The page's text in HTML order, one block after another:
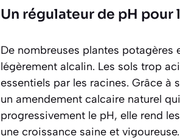
Un régulateur de pH pour
De nombreuses plantes potagères
légèrement alcalin. Les sols trop
essentiels par les racines. Grâce
un amendement calcaire naturel
progressivement le pH, elle rend
une croissance saine et